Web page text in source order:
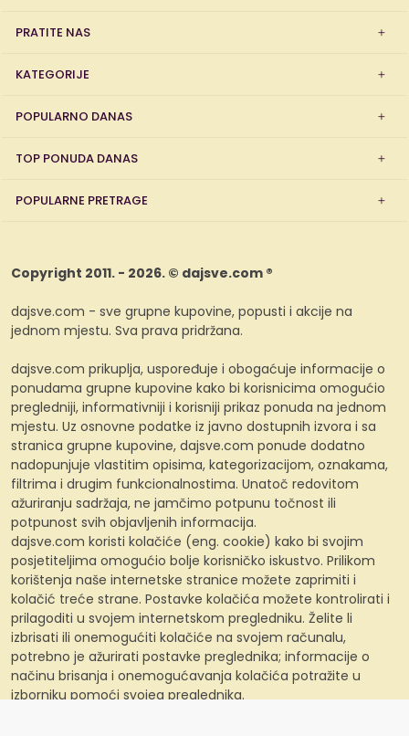
PRATITE NAS
KATEGORIJE
POPULARNO DANAS
TOP PONUDA DANAS
POPULARNE PRETRAGE
Copyright 2011. - 2026. © dajsve.com ®
dajsve.com - sve grupne kupovine, popusti i akcije na
jednom mjestu. Sva prava pridržana.
dajsve.com prikuplja, uspoređuje i obogaćuje informacije o
ponudama grupne kupovine kako bi korisnicima omogućio
pregledniji, informativniji i korisniji prikaz ponuda na jednom
mjestu. Uz osnovne podatke iz javno dostupnih izvora i sa
stranica grupne kupovine, dajsve.com ponude dodatno
nadopunjuje vlastitim opisima, kategorizacijom, oznakama,
filtrima i drugim funkcionalnostima. Unatoč redovitom
ažuriranju sadržaja, ne jamčimo potpunu točnost ili
potpunost svih objavljenih informacija.
dajsve.com koristi kolačiće (eng. cookie) kako bi svojim
posjetiteljima omogućio bolje korisničko iskustvo. Prilikom
korištenja naše internetske stranice možete zaprimiti i
kolačić treće strane. Postavke kolačića možete kontrolirati i
prilagoditi u svojem internetskom pregledniku. Želite li
izbrisati ili onemogućiti kolačiće na svojem računalu,
potrebno je ažurirati postavke preglednika; informacije o
načinu brisanja i onemogućavanja kolačića potražite u
izborniku pomoći svojeg preglednika.